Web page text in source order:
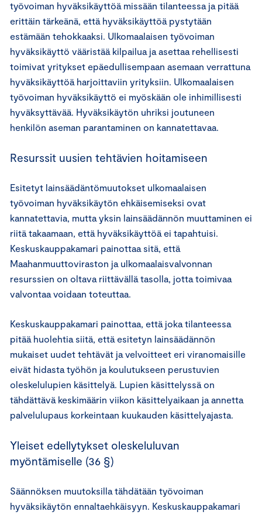
työvoiman hyväksikäyttöä missään tilanteessa ja pitää
erittäin tärkeänä, että hyväksikäyttöä pystytään
estämään tehokkaaksi. Ulkomaalaisen työvoiman
hyväksikäyttö vääristää kilpailua ja asettaa rehellisesti
toimivat yritykset epäedullisempaan asemaan verrattuna
hyväksikäyttöä harjoittaviin yrityksiin. Ulkomaalaisen
työvoiman hyväksikäyttö ei myöskään ole inhimillisesti
hyväksyttävää. Hyväksikäytön uhriksi joutuneen
henkilön aseman parantaminen on kannatettavaa.
Resurssit uusien tehtävien hoitamiseen
Esitetyt lainsäädäntömuutokset ulkomaalaisen
työvoiman hyväksikäytön ehkäisemiseksi ovat
kannatettavia, mutta yksin lainsäädännön muuttaminen ei
riitä takaamaan, että hyväksikäyttöä ei tapahtuisi.
Keskuskauppakamari painottaa sitä, että
Maahanmuuttoviraston ja ulkomaalaisvalvonnan
resurssien on oltava riittävällä tasolla, jotta toimivaa
valvontaa voidaan toteuttaa.
Keskuskauppakamari painottaa, että joka tilanteessa
pitää huolehtia siitä, että esitetyn lainsäädännön
mukaiset uudet tehtävät ja velvoitteet eri viranomaisille
eivät hidasta työhön ja koulutukseen perustuvien
oleskelulupien käsittelyä. Lupien käsittelyssä on
tähdättävä keskimäärin viikon käsittelyaikaan ja annetta
palvelulupaus korkeintaan kuukauden käsittelyajasta.
Yleiset edellytykset oleskeluluvan
myöntämiselle (36 §)
Säännöksen muutoksilla tähdätään työvoiman
hyväksikäytön ennaltaehkäisyyn. Keskuskauppakamari